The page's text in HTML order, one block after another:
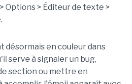
Options > Éditeur de texte >
désormais en couleur dans
serve à signaler un bug,
section ou mettre en